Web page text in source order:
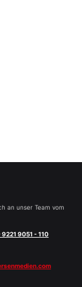
an unser Team vom
9051 - 110